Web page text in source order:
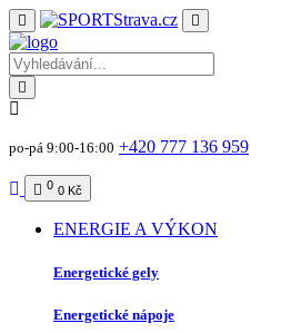
po-pá 9:00-16:00 +420 777 136 959
0 0 Kč
ENERGIE A VÝKON
Energetické gely
Energetické nápoje